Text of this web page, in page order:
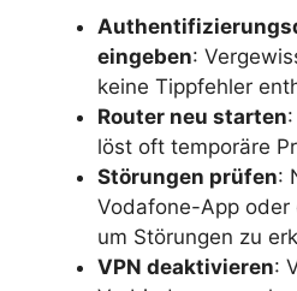
eingeben:
keine Tippfehler
Router neu starten
löst oft temporäre
Störungen prüfen:
Vodafone-App oder
um Störungen zu
VPN deaktivieren: